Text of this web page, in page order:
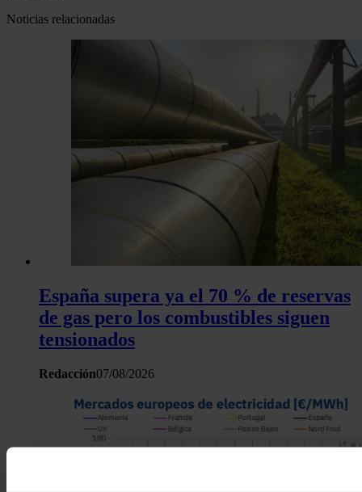
Noticias relacionadas
España supera ya el 70 % de reservas
de gas pero los combustibles siguen
tensionados
Redacción07/08/2026